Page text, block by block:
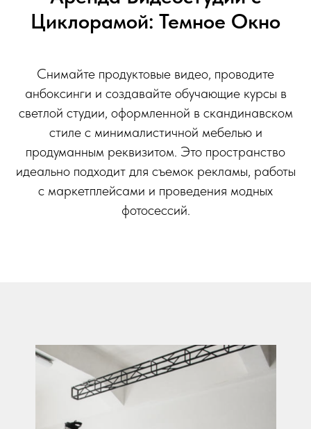
Циклорамой: Темное Окно
Снимайте продуктовые видео, проводите
анбоксинги и создавайте обучающие курсы в
светлой студии, оформленной в скандинавском
стиле с минималистичной мебелью и
продуманным реквизитом. Это пространство
идеально подходит для съемок рекламы, работы
с маркетплейсами и проведения модных
фотосессий.